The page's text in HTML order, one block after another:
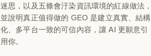
迷思，以及五條會汙染資訊環境的紅線做法，
並說明真正值得做的 GEO 是建立真實、結構
化、多平台一致的可信內容，讓 AI 更願意引
用你。